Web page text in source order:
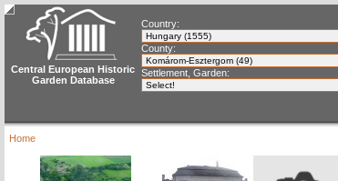
Central European Historic
Garden Database
Country:
County:
Settlement, Garden:
Home